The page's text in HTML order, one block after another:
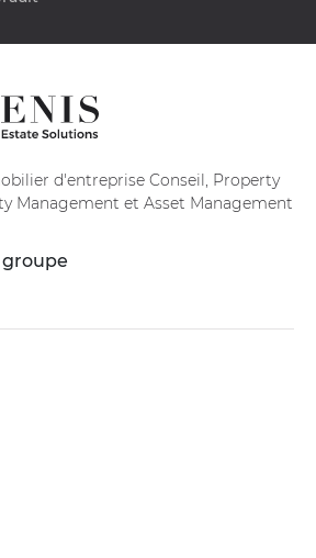
d'entreprise Conseil, Property
Management et Asset Management